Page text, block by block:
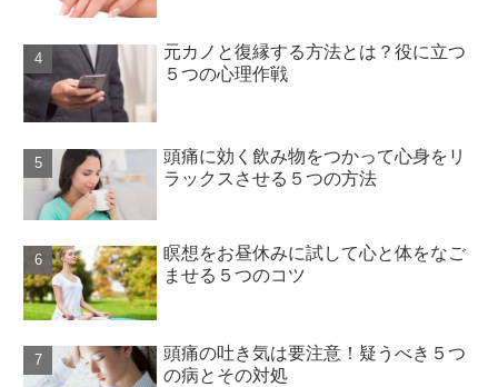
元カノと復縁する方法とは？役に立つ
５つの心理作戦
頭痛に効く飲み物をつかって心身をリ
ラックスさせる５つの方法
瞑想をお昼休みに試して心と体をなご
ませる５つのコツ
頭痛の吐き気は要注意！疑うべき５つ
の病とその対処